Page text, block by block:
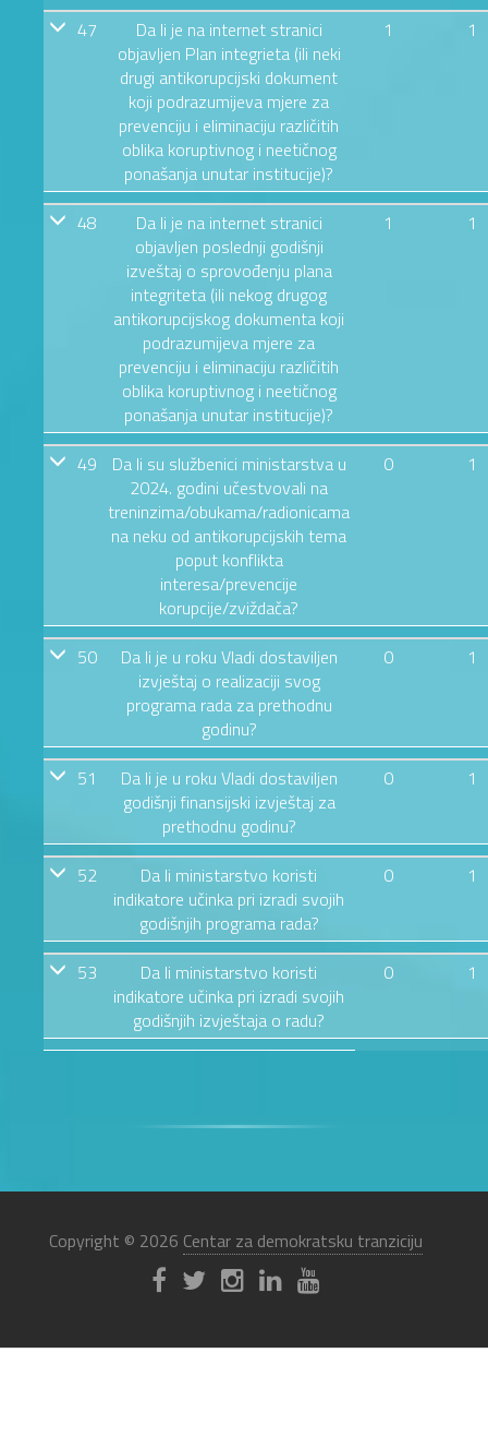
47
Da li je na internet stranici
objavljen Plan integrieta (ili neki
drugi antikorupcijski dokument
koji podrazumijeva mjere za
prevenciju i eliminaciju različitih
oblika koruptivnog i neetičnog
ponašanja unutar institucije)?
1 1
48
Da li je na internet stranici
objavljen poslednji godišnji
izveštaj o sprovođenju plana
integriteta (ili nekog drugog
antikorupcijskog dokumenta koji
podrazumijeva mjere za
prevenciju i eliminaciju različitih
oblika koruptivnog i neetičnog
ponašanja unutar institucije)?
1 1
49
Da li su službenici ministarstva u
2024. godini učestvovali na
treninzima/obukama/radionicama
na neku od antikorupcijskih tema
poput konflikta
interesa/prevencije
korupcije/zviždača?
0 1
50
Da li je u roku Vladi dostaviljen
izvještaj o realizaciji svog
programa rada za prethodnu
godinu?
0 1
51
Da li je u roku Vladi dostaviljen
godišnji finansijski izvještaj za
prethodnu godinu?
0 1
52
Da li ministarstvo koristi
indikatore učinka pri izradi svojih
godišnjih programa rada?
0 1
53
Da li ministarstvo koristi
indikatore učinka pri izradi svojih
godišnjih izvještaja o radu?
0 1
Copyright © 2026 Centar za demokratsku tranziciju